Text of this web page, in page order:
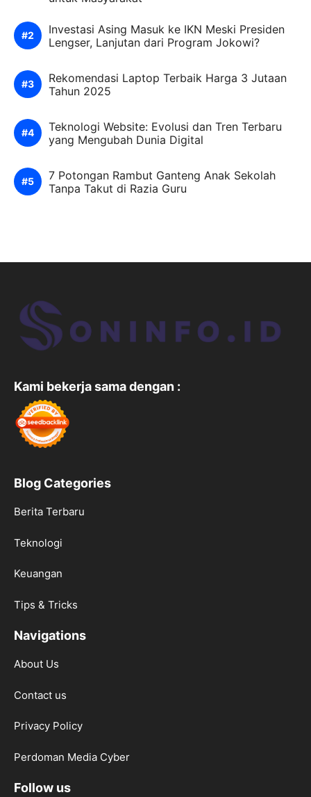
Investasi Asing Masuk ke IKN Meski Presiden
Lengser, Lanjutan dari Program Jokowi?
Rekomendasi Laptop Terbaik Harga 3 Jutaan
Tahun 2025
Teknologi Website: Evolusi dan Tren Terbaru
yang Mengubah Dunia Digital
7 Potongan Rambut Ganteng Anak Sekolah
Tanpa Takut di Razia Guru
Kami bekerja sama dengan :
Blog Categories
Berita Terbaru
Teknologi
Keuangan
Tips & Tricks
Navigations
About Us
Contact us
Privacy Policy
Perdoman Media Cyber
Follow us